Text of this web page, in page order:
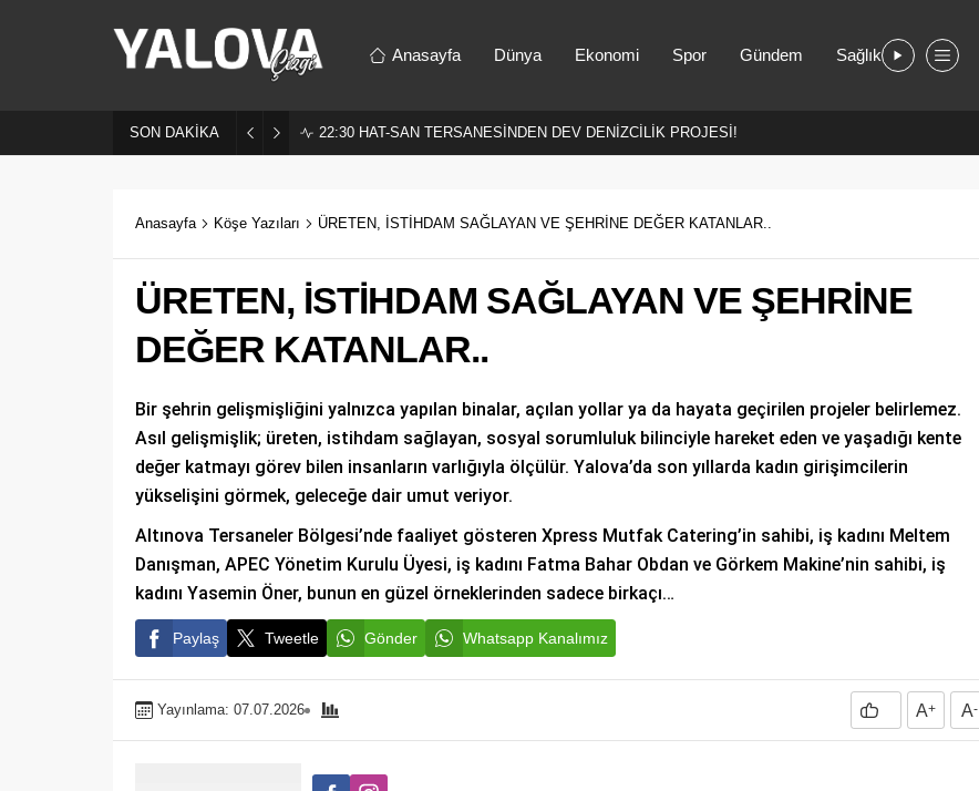
Anasayfa Dünya Ekonomi Spor Gündem Sağlık
SON DAKİKA 22:30 HAT-SAN TERSANESİNDEN DEV DENİZCİLİK PROJESİ!
Anasayfa Köşe Yazıları ÜRETEN, İSTİHDAM SAĞLAYAN VE ŞEHRİNE DEĞER KATANLAR..
ÜRETEN, İSTİHDAM SAĞLAYAN VE ŞEHRİNE
DEĞER KATANLAR..
Bir şehrin gelişmişliğini yalnızca yapılan binalar, açılan yollar ya da hayata geçirilen projeler belirlemez.
Asıl gelişmişlik; üreten, istihdam sağlayan, sosyal sorumluluk bilinciyle hareket eden ve yaşadığı kente
değer katmayı görev bilen insanların varlığıyla ölçülür. Yalova’da son yıllarda kadın girişimcilerin
yükselişini görmek, geleceğe dair umut veriyor.
Altınova Tersaneler Bölgesi’nde faaliyet gösteren Xpress Mutfak Catering’in sahibi, iş kadını Meltem
Danışman, APEC Yönetim Kurulu Üyesi, iş kadını Fatma Bahar Obdan ve Görkem Makine’nin sahibi, iş
kadını Yasemin Öner, bunun en güzel örneklerinden sadece birkaçı…
Paylaş Tweetle Gönder Whatsapp Kanalımız
Yayınlama: 07.07.2026 A+ A-